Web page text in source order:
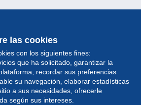
las cookies
con los siguientes fines:
que ha solicitado, garantizar la
recordar sus preferencias
su navegación, elaborar estadísticas
a sus necesidades, ofrecerle
según sus intereses.